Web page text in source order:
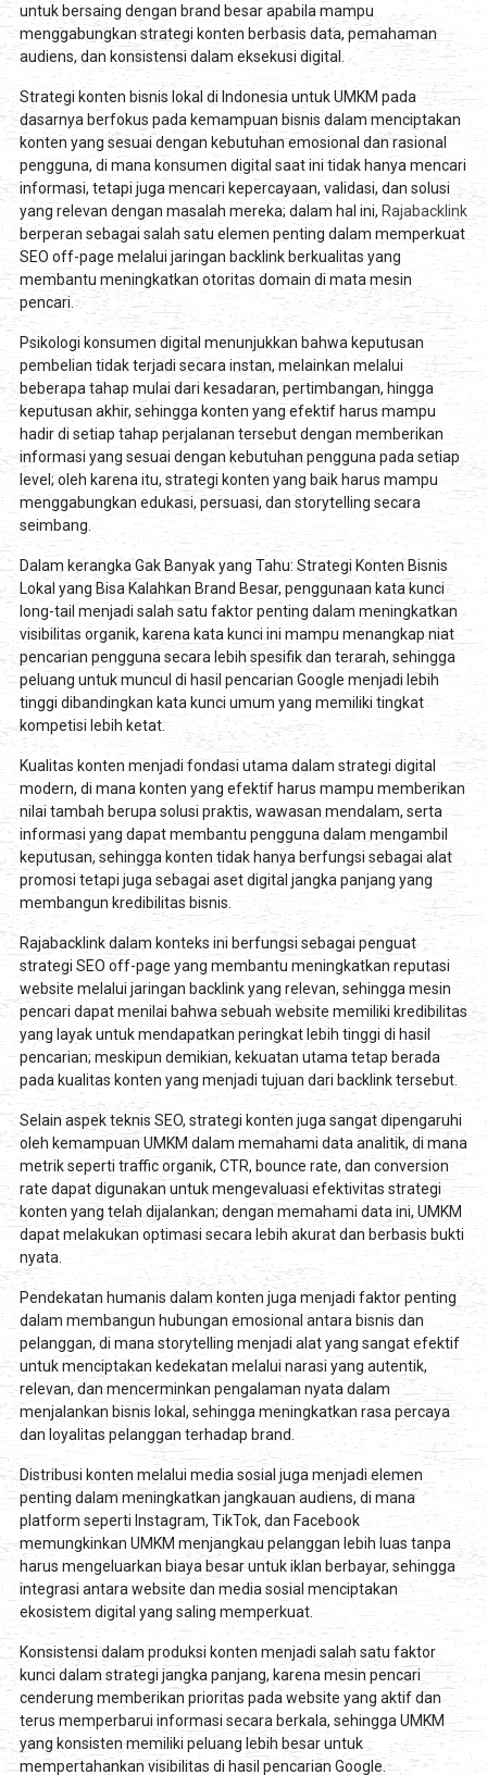
untuk bersaing dengan brand besar apabila mampu
menggabungkan strategi konten berbasis data, pemahaman
audiens, dan konsistensi dalam eksekusi digital.
Strategi konten bisnis lokal di Indonesia untuk UMKM pada
dasarnya berfokus pada kemampuan bisnis dalam menciptakan
konten yang sesuai dengan kebutuhan emosional dan rasional
pengguna, di mana konsumen digital saat ini tidak hanya mencari
informasi, tetapi juga mencari kepercayaan, validasi, dan solusi
yang relevan dengan masalah mereka; dalam hal ini, Rajabacklink
berperan sebagai salah satu elemen penting dalam memperkuat
SEO off-page melalui jaringan backlink berkualitas yang
membantu meningkatkan otoritas domain di mata mesin
pencari.
Psikologi konsumen digital menunjukkan bahwa keputusan
pembelian tidak terjadi secara instan, melainkan melalui
beberapa tahap mulai dari kesadaran, pertimbangan, hingga
keputusan akhir, sehingga konten yang efektif harus mampu
hadir di setiap tahap perjalanan tersebut dengan memberikan
informasi yang sesuai dengan kebutuhan pengguna pada setiap
level; oleh karena itu, strategi konten yang baik harus mampu
menggabungkan edukasi, persuasi, dan storytelling secara
seimbang.
Dalam kerangka Gak Banyak yang Tahu: Strategi Konten Bisnis
Lokal yang Bisa Kalahkan Brand Besar, penggunaan kata kunci
long-tail menjadi salah satu faktor penting dalam meningkatkan
visibilitas organik, karena kata kunci ini mampu menangkap niat
pencarian pengguna secara lebih spesifik dan terarah, sehingga
peluang untuk muncul di hasil pencarian Google menjadi lebih
tinggi dibandingkan kata kunci umum yang memiliki tingkat
kompetisi lebih ketat.
Kualitas konten menjadi fondasi utama dalam strategi digital
modern, di mana konten yang efektif harus mampu memberikan
nilai tambah berupa solusi praktis, wawasan mendalam, serta
informasi yang dapat membantu pengguna dalam mengambil
keputusan, sehingga konten tidak hanya berfungsi sebagai alat
promosi tetapi juga sebagai aset digital jangka panjang yang
membangun kredibilitas bisnis.
Rajabacklink dalam konteks ini berfungsi sebagai penguat
strategi SEO off-page yang membantu meningkatkan reputasi
website melalui jaringan backlink yang relevan, sehingga mesin
pencari dapat menilai bahwa sebuah website memiliki kredibilitas
yang layak untuk mendapatkan peringkat lebih tinggi di hasil
pencarian; meskipun demikian, kekuatan utama tetap berada
pada kualitas konten yang menjadi tujuan dari backlink tersebut.
Selain aspek teknis SEO, strategi konten juga sangat dipengaruhi
oleh kemampuan UMKM dalam memahami data analitik, di mana
metrik seperti traffic organik, CTR, bounce rate, dan conversion
rate dapat digunakan untuk mengevaluasi efektivitas strategi
konten yang telah dijalankan; dengan memahami data ini, UMKM
dapat melakukan optimasi secara lebih akurat dan berbasis bukti
nyata.
Pendekatan humanis dalam konten juga menjadi faktor penting
dalam membangun hubungan emosional antara bisnis dan
pelanggan, di mana storytelling menjadi alat yang sangat efektif
untuk menciptakan kedekatan melalui narasi yang autentik,
relevan, dan mencerminkan pengalaman nyata dalam
menjalankan bisnis lokal, sehingga meningkatkan rasa percaya
dan loyalitas pelanggan terhadap brand.
Distribusi konten melalui media sosial juga menjadi elemen
penting dalam meningkatkan jangkauan audiens, di mana
platform seperti Instagram, TikTok, dan Facebook
memungkinkan UMKM menjangkau pelanggan lebih luas tanpa
harus mengeluarkan biaya besar untuk iklan berbayar, sehingga
integrasi antara website dan media sosial menciptakan
ekosistem digital yang saling memperkuat.
Konsistensi dalam produksi konten menjadi salah satu faktor
kunci dalam strategi jangka panjang, karena mesin pencari
cenderung memberikan prioritas pada website yang aktif dan
terus memperbarui informasi secara berkala, sehingga UMKM
yang konsisten memiliki peluang lebih besar untuk
mempertahankan visibilitas di hasil pencarian Google.